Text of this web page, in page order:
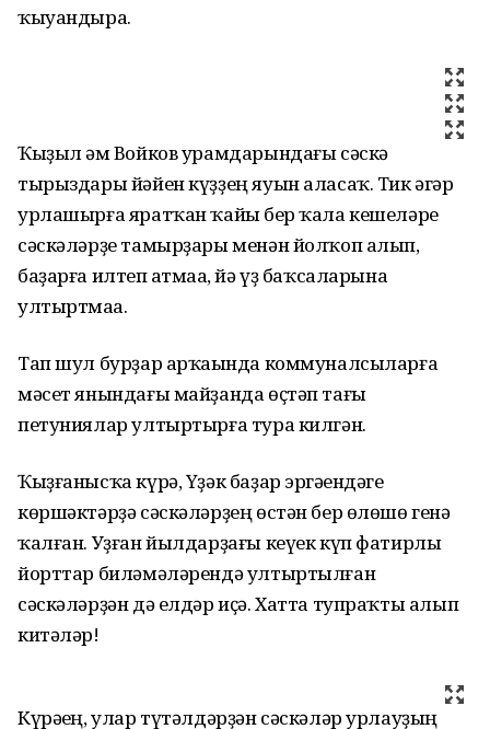
ҡыуандыра.
Ҡыҙыл һәм Войков урамдарындағы сәскә
тырыздары йәйен күҙҙең яуын аласаҡ. Тик әгәр
урлашырға яратҡан ҡайһы бер ҡала кешеләре
сәскәләрҙе тамырҙары менән йолҡоп алып,
баҙарға илтеп һатмаһа, йә үҙ баҡсаларына
ултыртмаһа.
Тап шул бурҙар арҡаһында коммуналсыларға
мәсет янындағы майҙанда өҫтәп тағы
петуниялар ултыртырға тура килгән.
Ҡыҙғанысҡа күрә, Үҙәк баҙар эргәһендәге
көршәктәрҙә сәскәләрҙең өстән бер өлөшө генә
ҡалған. Уҙған йылдарҙағы кеүек күп фатирлы
йорттар биләмәләрендә ултыртылған
сәскәләрҙән дә елдәр иҫә. Хатта тупраҡты алып
китәләр!
Күрәһең, улар түтәлдәрҙән сәскәләр урлауҙың